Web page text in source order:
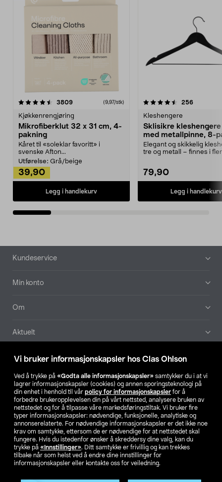
Vi bruker informasjonskapsler hos Clas Ohlson
Ved å trykke på «Godta alle informasjonskapsler» samtykker du i at vi
lagrer informasjonskapsler (cookies) og annen sporingsteknologi på
din enhet i henhold til vår policy for informasjonskapsler for å
forbedre brukeropplevelsen din på vårt nettsted, analysere bruken av
nettstedet og for å tilpasse våre markedsføringstiltak. Vi bruker fire
typer informasjonskapsler: nødvendige, funksjonelle, analytiske og
annonserelaterte. For nødvendige informasjonskapsler er det ikke noe
krav om samtykke, ettersom de er nødvendige for at nettstedet skal
fungere. Hvis du istedenfor ønsker å skreddersy dine valg, kan du
trykke på «Innstillinger». Ditt samtykke er frivillig og kan trekkes
tilbake når som helst ved å endre dine innstillinger for
informasjonskapsler eller kontakte oss for veiledning.
3809anmeldelser(9,97/stk)
Kjøkkenrengjøring
Mikrofiberklut 32 x 31 cm, 4-
pakning
Kåret til «soleklar favoritt» i
svenske Afton...
Utførelse: Grå/beige
39,90
Legg i handlekurv
4.5av 5 stjerner 256
Kleshengere
Sklisikre
med metallpinne, 8-
Elegant og skikkelig
tre og metall – finnes i
79,90
Legg i handlekurv
4.5av 5 stjerner
Bunntekst
Kundeservice
Min konto
Om
Aktuelt
Våre selskaper
Finn din butikk
SE NO FI